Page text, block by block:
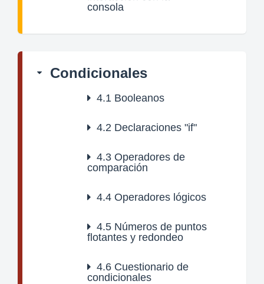
consola
Condicionales
4.1 Booleanos
4.2 Declaraciones "if"
4.3 Operadores de
comparación
4.4 Operadores lógicos
4.5 Números de puntos
flotantes y redondeo
4.6 Cuestionario de
condicionales